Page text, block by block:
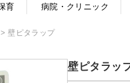
育 病院・クリニック
壁ピタラップ
壁ピタラッ